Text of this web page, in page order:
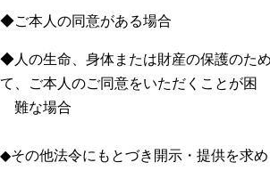
◆ご本人の同意がある場合
◆人の生命、身体または財産の保護のた
て、ご本人のご同意をいただくことが困
難な場合
◆その他法令にもとづき開示・提供を求